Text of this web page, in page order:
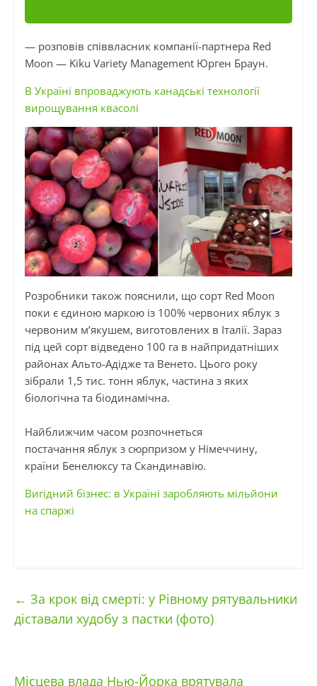
— розповів співвласник компанії-партнера Red
Moon — Kiku Variety Management Юрген Браун.
В Україні впроваджують канадські технології
вирощування квасолі
Розробники також пояснили, що сорт Red Moon
поки є єдиною маркою із 100% червоних яблук з
червоним м’якушем, виготовлених в Італії. Зараз
під цей сорт відведено 100 га в найпридатніших
районах Альто-Адідже та Венето. Цього року
зібрали 1,5 тис. тонн яблук, частина з яких
біологічна та біодинамічна.
Найближчим часом розпочнеться
постачання яблук з сюрпризом у Німеччину,
країни Бенелюксута Скандинавію.
Вигідний бізнес: в Україні заробляють мільйони
на спаржі
← За крок від смерті: у Рівному рятувальники
діставали худобу з пастки (фото)
Місцева влада Нью-Йорка врятувала